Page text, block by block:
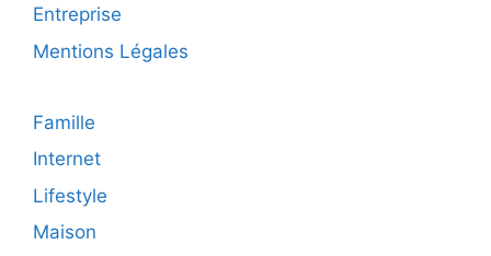
Entreprise
Mentions Légales
Famille
Internet
Lifestyle
Maison